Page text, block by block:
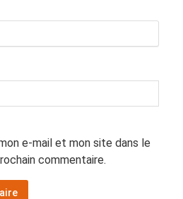
e-mail et mon site dans le
commentaire.